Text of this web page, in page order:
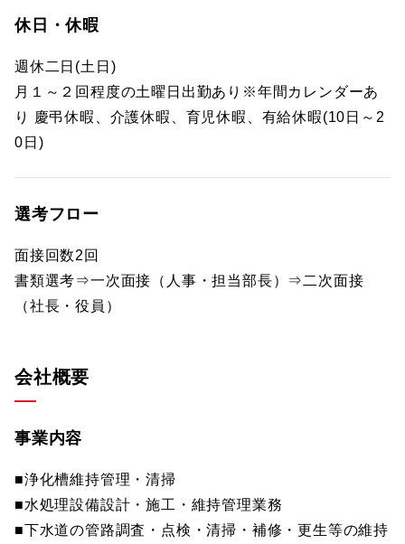
休日・休暇
週休二日(土日)
月１～２回程度の土曜日出勤あり※年間カレンダーあ
り 慶弔休暇、介護休暇、育児休暇、有給休暇(10日～2
0日)
選考フロー
面接回数2回
書類選考⇒一次面接（人事・担当部長）⇒二次面接
（社長・役員）
会社概要
事業内容
■浄化槽維持管理・清掃
■水処理設備設計・施工・維持管理業務
■下水道の管路調査・点検・清掃・補修・更生等の維持